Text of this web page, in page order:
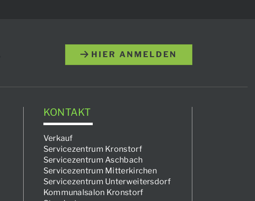
HIER ANMELDEN
KONTAKT
Verkauf
Servicezentrum Kronstorf
Servicezentrum Aschbach
Servicezentrum Mitterkirchen
Servicezentrum Unterweitersdorf
Kommunalsalon Kronstorf